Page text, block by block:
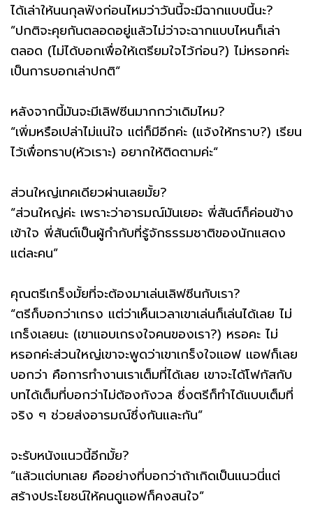
ได้เล่าให้นนกุลฟังก่อนไหมว่าวันนี้จะมีฉากแบบนี้นะ?
”ปกติจะคุยกันตลอดอยู่แล้วไม่ว่าจะฉากแบบไหนก็เล่า
ตลอด (ไม่ได้บอกเพื่อให้เตรียมใจไว้ก่อน?) ไม่หรอกค่ะ
เป็นการบอกเล่าปกติ“
หลังจากนี้มันจะมีเลิฟซีนมากกว่าเดิมไหม?
“เพิ่มหรือเปล่าไม่แน่ใจ แต่ก็มีอีกค่ะ (แจ้งให้ทราบ?) เรียน
ไว้เพื่อทราบ(หัวเราะ) อยากให้ติดตามค่ะ“
ส่วนใหญ่เทคเดียวผ่านเลยมั้ย?
“ส่วนใหญ่ค่ะ เพราะว่าอารมณ์มันเยอะ พี่สันต์ก็ค่อนข้าง
เข้าใจ พี่สันต์เป็นผู้กำกับที่รู้จักธรรมชาติของนักแสดง
แต่ละคน”
คุณตรีเกร็งมั้ยที่จะต้องมาเล่นเลิฟซีนกับเรา?
“ตรีก็บอกว่าเกรง แต่ว่าเห็นเวลาเขาเล่นก็เล่นได้เลย ไม่
เกร็งเลยนะ (เขาแอบเกรงใจคนของเรา?) หรอคะ ไม่
หรอกค่ะส่วนใหญ่เขาจะพูดว่าเขาเกร็งใจเเอฟ เเอฟก็เลย
บอกว่า คือการทำงานเราเต็มที่ได้เลย เขาจะได้โฟกัสกับ
บทได้เต็มที่บอกว่าไม่ต้องกังวล ซึ่งตรีก็ทำได้แบบเต็มที่
จริง ๆ ช่วยส่งอารมณ์ซึ่งกันและกัน”
จะรับหนังแนวนี้อีกมั้ย?
“แล้วแต่บทเลย คืออย่างที่บอกว่าถ้าเกิดเป็นแนวนี่แต่
สร้างประโยชน์ให้คนดูเเอฟก็คงสนใจ”